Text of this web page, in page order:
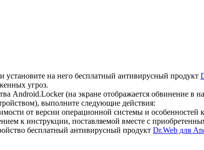
на него бесплатный антивирусный продукт
угроз.
Android.Locker (на экране отображается обвинение в
выполните следующие действия:
от версии операционной системы и особенностей
к инструкции, поставляемой вместе с
бесплатный антивирусный продукт Dr.Web для